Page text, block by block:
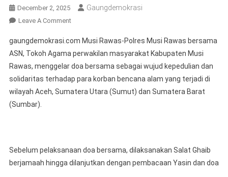
December 2, 2025 Gaungdemokrasi
Leave A CommentOn
Musi
Rawas
Bersama
Personel,
ASN
Doa
Bersama
gaungdemokrasi.com Musi Rawas-Polres Musi Rawas bersama
ASN, Tokoh Agama perwakilan masyarakat Kabupaten Musi
Rawas, menggelar doa bersama sebagai wujud kepedulian dan
solidaritas terhadap para korban bencana alam yang terjadi di
wilayah Aceh, Sumatera Utara (Sumut) dan Sumatera Barat
(Sumbar).
Sebelum pelaksanaan doa bersama, dilaksanakan Salat Ghaib
berjamaah hingga dilanjutkan dengan pembacaan Yasin dan doa